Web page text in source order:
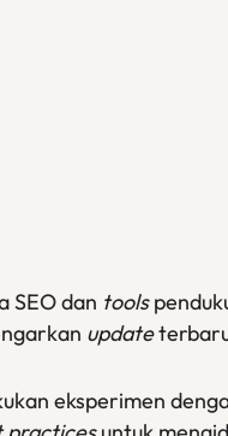
SEO dan tools
update
eksperimen